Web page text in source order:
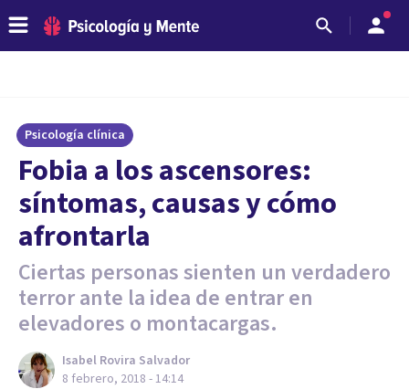
Psicología clínica
Fobia a los ascensores:
síntomas, causas y cómo
afrontarla
Ciertas personas sienten un verdadero
terror ante la idea de entrar en
elevadores o montacargas.
Isabel Rovira Salvador
8 febrero, 2018 - 14:14